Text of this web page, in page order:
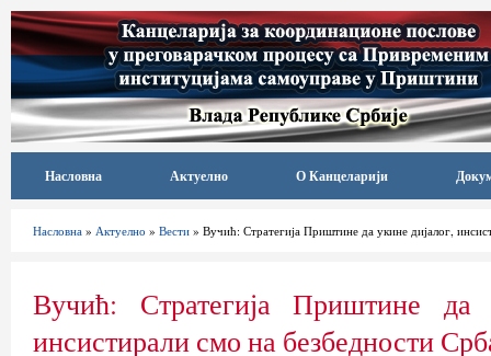
Насловна Актуелно О Канцеларији
Насловна » Актуелно » Вести » Вучић: Стратегија Приштине да укине дијалог,
Вучић: Стратегија Приштине да
инсистирали смо на безбедности